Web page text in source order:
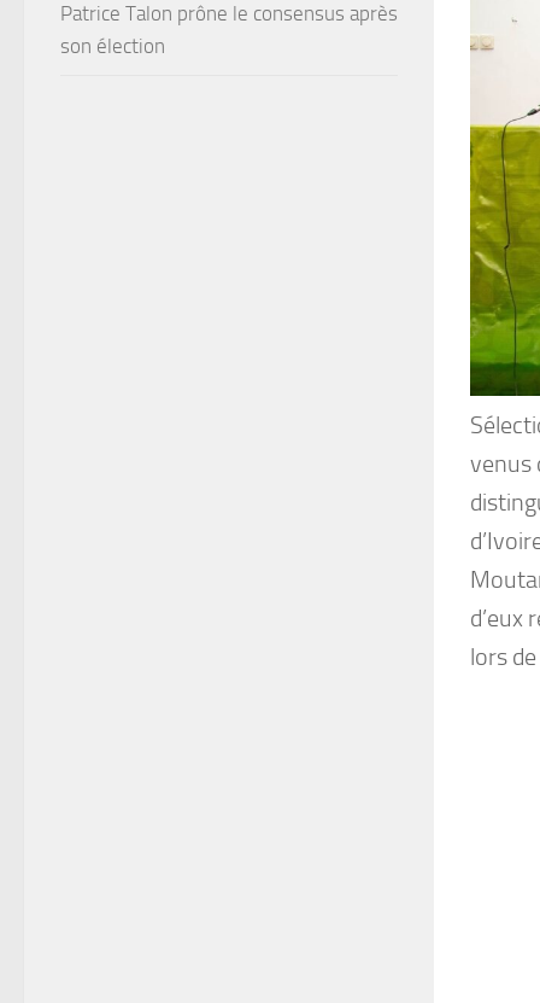
venus
d’eux
lors
Patrice Talon prône le consensus après
son élection